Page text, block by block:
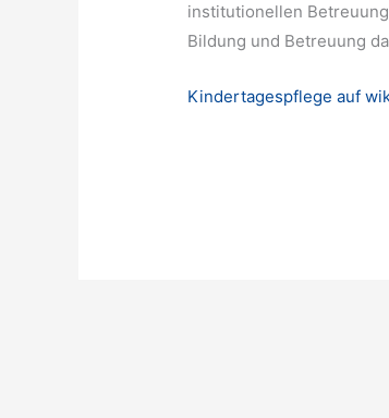
institutionellen
Bildung und Betreuung
Kindertagespflege auf